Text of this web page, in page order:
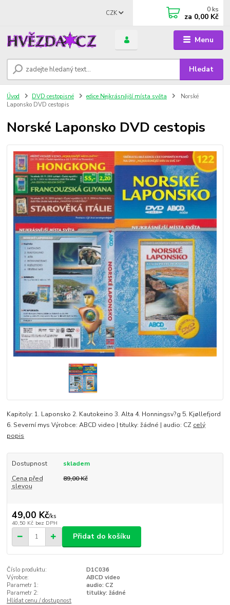
Menu
CZK
Hledat
0 ks
za 0,00 Kč
Úvod DVD cestopisné edice Nejkrásnější místa světa
Norské
Laponsko DVD cestopis
Norské Laponsko DVD cestopis
Kapitoly: 1. Laponsko 2. Kautokeino 3. Alta 4. Honningsv?g 5. Kjøllefjord
6. Severní mys Výrobce: ABCD video | titulky: žádné | audio: CZ celý
popis
Dostupnost
skladem
Cena před
slevou
89,00 Kč
49,00 Kč/ks
40,50 Kč bez DPH
Přidat do košíku
Číslo produktu:
D1C036
Výrobce:
ABCD video
Parametr 1:
audio: CZ
Parametr 2:
titulky: žádné
Hlídat cenu / dostupnost